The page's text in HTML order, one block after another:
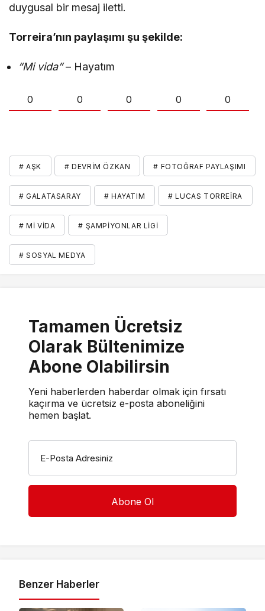
duygusal bir mesaj iletti.
Torreira’nın paylaşımı şu şekilde:
“Mi vida”– Hayatım
0 0 0 0 0
# AŞK # DEVRIM ÖZKAN # FOTOĞRAF PAYLAŞIMI
# GALATASARAY # HAYATIM # LUCAS TORREIRA
# MI VIDA # ŞAMPIYONLAR LIGI
# SOSYAL MEDYA
Tamamen Ücretsiz
Olarak Bültenimize
Abone Olabilirsin
Yeni haberlerden haberdar olmak için fırsatı
kaçırma ve ücretsiz e-posta aboneliğini
hemen başlat.
E-Posta Adresiniz
Benzer Haberler